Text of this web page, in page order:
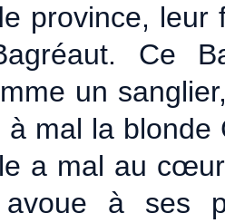
province,
Ce
un
à mal la
a mal au
avoue à ses